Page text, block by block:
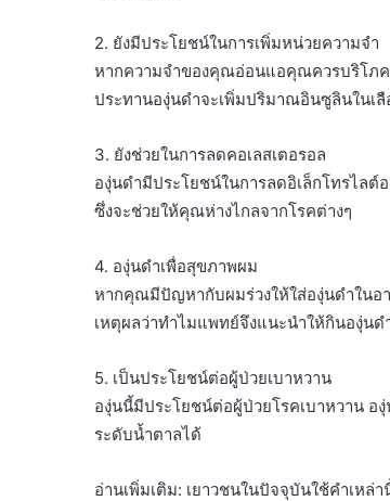
2. ยังมีประโยชน์ในการเพิ่มหน่วยความจำ
หากความจำของคุณอ่อนแอคุณควรบริโภค
ประทานองุ่นดำจะเพิ่มปริมาณอินซูลินในเ
3. ยังช่วยในการลดคอเลสเตอรอล
องุ่นดำมีประโยชน์ในการลดอิเล็กโทรไล
ซึ่งจะช่วยให้คุณห่างไกลจากโรคต่างๆ
4. องุ่นดำเพื่อสุขภาพผม
หากคุณมีปัญหากับผมร่วงให้ใส่องุ่นดำในอ
เหตุผลว่าทำไมแพทย์จึงแนะนำให้กินองุ่นด
5. เป็นประโยชน์ต่อผู้ป่วยเบาหวาน
องุ่นนี้มีประโยชน์ต่อผู้ป่วยโรคเบาหวาน อ
ระดับน้ำตาลได้
อ่านเพิ่มเติม: เยาวชนในปัจจุบันใช้คำเหล่